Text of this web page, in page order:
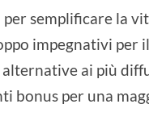
semplificare la
impegnativi per
ai più
bonus per una